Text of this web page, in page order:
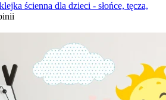
ścienna dla dzieci - słońce, tęcza,